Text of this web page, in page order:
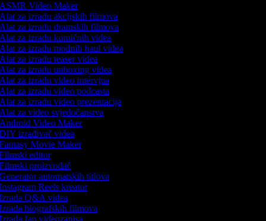
Video Maker
za izradu akcijskih filmova
za izradu dramskih filmova
za izradu komičnih videa
za izradu modnih haul videa
za izradu teaser videa
za izradu unboxing videa
za izradu video intervjua
za izradu video podcasta
za izradu video prezentacija
za video svjedočanstva
Video Maker
izrađivač videa
Movie Maker
editor
proizvođač
automatskih titlova
Reels kreator
Q&A videa
biografskih filmova